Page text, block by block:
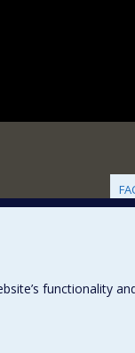
functionality